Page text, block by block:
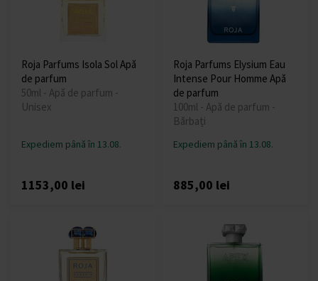
Roja Parfums Isola Sol Apă
de parfum
50ml - Apă de parfum -
Unisex
Expediem până în 13.08.
1153,00 lei
Roja Parfums Elysium Eau
Intense Pour Homme Apă
de parfum
100ml - Apă de parfum -
Bărbați
Expediem până în 13.08.
885,00 lei